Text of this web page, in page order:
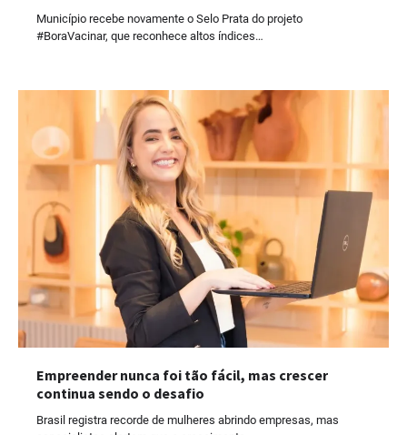
Município recebe novamente o Selo Prata do projeto
#BoraVacinar, que reconhece altos índices…
Empreender nunca foi tão fácil, mas crescer
continua sendo o desafio
Brasil registra recorde de mulheres abrindo empresas, mas